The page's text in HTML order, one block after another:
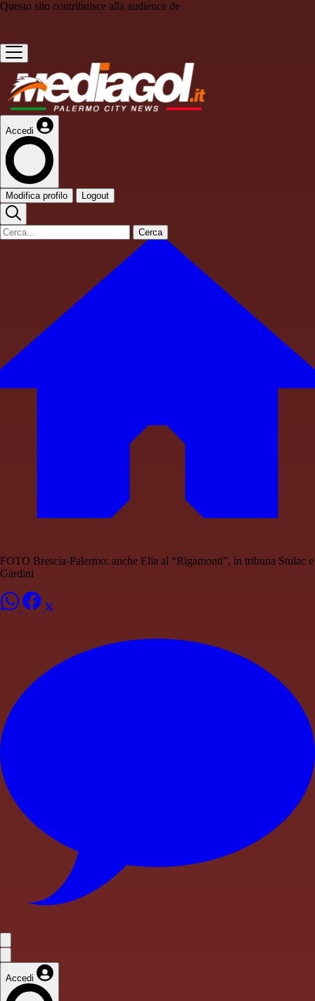
Questo sito contribuisce alla audience de
Accedi
Modifica profilo Logout
Cerca
FOTO Brescia-Palermo: anche Elia al “Rigamonti”, in tribuna Stulac e
Gardini
Accedi